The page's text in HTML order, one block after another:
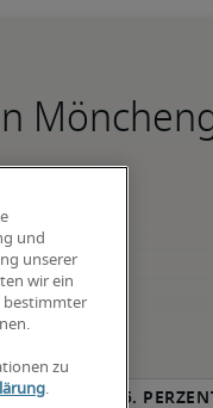
75.
und
unserer
wir ein
bestimmter
zu
.